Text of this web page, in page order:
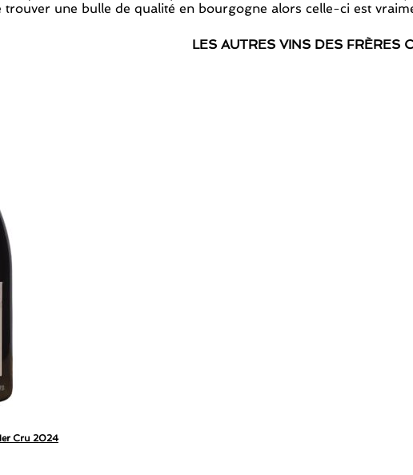
une bulle de qualité en bourgogne alors celle-ci est
LES AUTRES VINS DES FRÈRES
Cru 2024